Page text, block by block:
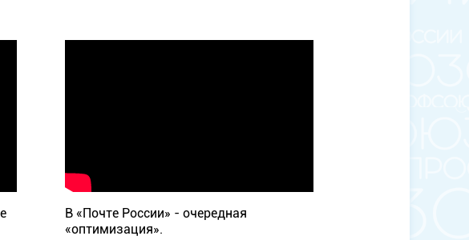
В «Почте России» - очередная
«оптимизация».